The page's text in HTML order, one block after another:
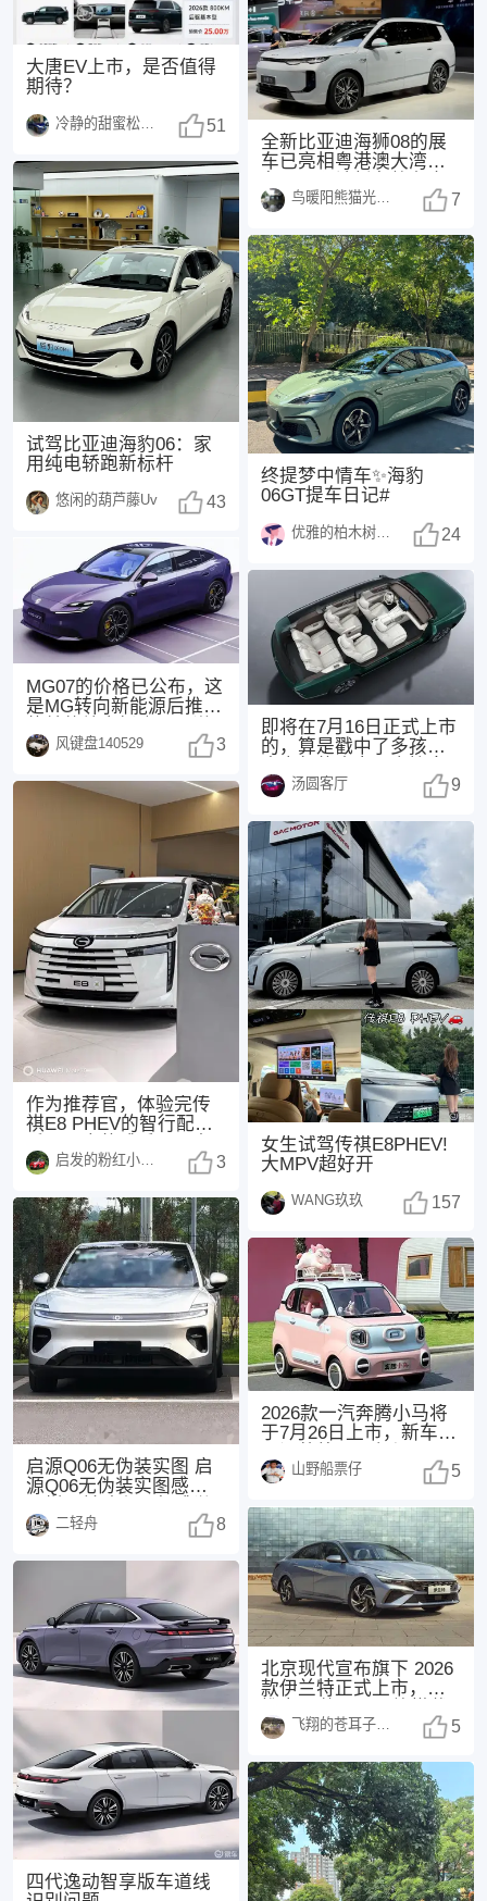
大唐EV上市，是否值得
期待？
51
试驾比亚迪海豹06：家
用纯电轿跑新标杆
悠闲的葫芦藤Uv 43
MG07的价格已公布，这
是MG转向新能源后推出
其他，紫色外观
风键盘140529 3
作为推荐官，体验完传
祺E8 PHEV的智行配置
不仅是一台功能
启发的粉红小猪1485 3
启源Q06无伪装实图 启
源Q06无伪装实图感觉怎
都不错，挺耐
二轻舟 8
四代逸动智享版车道线
全新比亚迪海狮08的展
车已亮相粤港澳大湾区
年正式上市，这也是
鸟暖阳熊猫光250108 7
终提梦中情车✨海豹
06GT提车日记#
优雅的柏木树1370 24
即将在7月16日正式上市
的，算是戳中了多孩家
下“同级座椅堆料
汤圆客厅 9
女生试驾传祺E8PHEV!
大MPV超好开
WANG玖玖 157
2026款一汽奔腾小马将
于7月26日上市，新车主
置。 参考现款
山野船票仔 5
北京现代宣布旗下 2026
款伊兰特正式上市，共
1.5
飞翔的苍耳子1438 5